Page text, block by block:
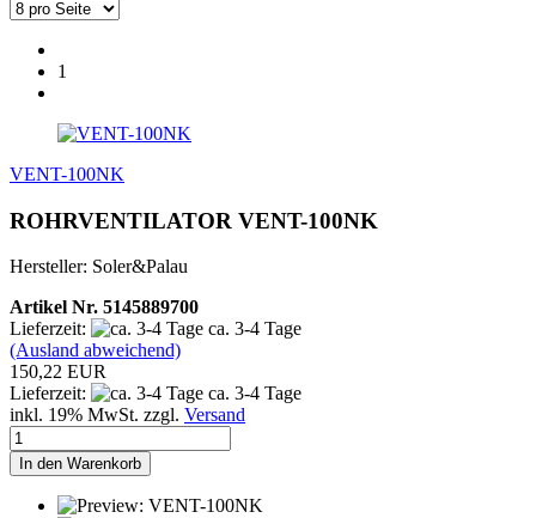
1
VENT-100NK
ROHRVENTILATOR VENT-100NK
Hersteller: Soler&Palau
Artikel Nr. 5145889700
Lieferzeit:
ca. 3-4 Tage
(Ausland abweichend)
150,22 EUR
Lieferzeit:
ca. 3-4 Tage
inkl. 19% MwSt. zzgl. Versand
In den Warenkorb